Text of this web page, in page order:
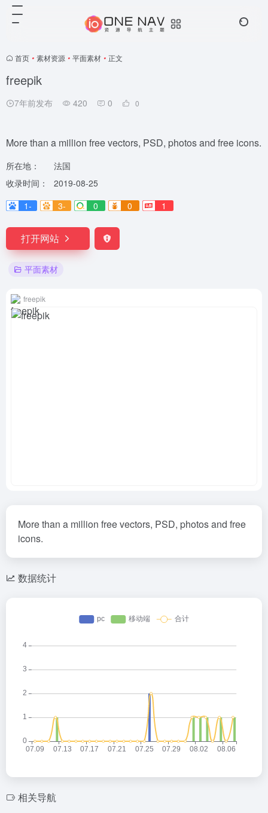
首页 • 素材资源 • 平面素材 • 正文
freepik
7年前发布 420 0 0
More than a million free vectors, PSD, photos and free icons.
所在地：
法国
收录时间：
2019-08-25
1-
3- 0 0 1
打开网站
平面素材
freepik
More than a million free vectors, PSD, photos and free
icons.
数据统计
相关导航